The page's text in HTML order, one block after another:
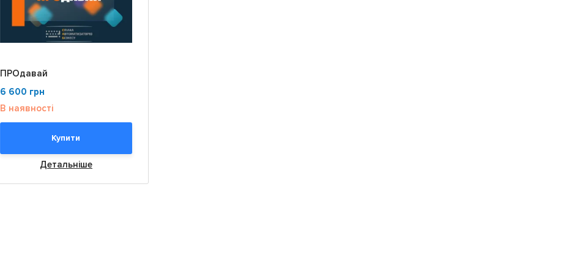
ПРОдавай
6 600 грн
В наявності
Купити
Детальніше